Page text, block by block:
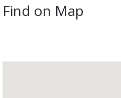
Find on Map